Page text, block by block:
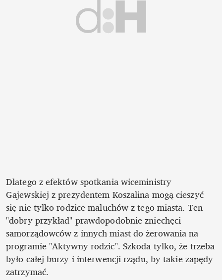
Dlatego z efektów spotkania wiceministry
Gajewskiej z prezydentem Koszalina mogą cieszyć
się nie tylko rodzice maluchów z tego miasta. Ten
"dobry przykład" prawdopodobnie zniechęci
samorządowców z innych miast do żerowania na
programie "Aktywny rodzic". Szkoda tylko, że trzeba
było całej burzy i interwencji rządu, by takie zapędy
zatrzymać.